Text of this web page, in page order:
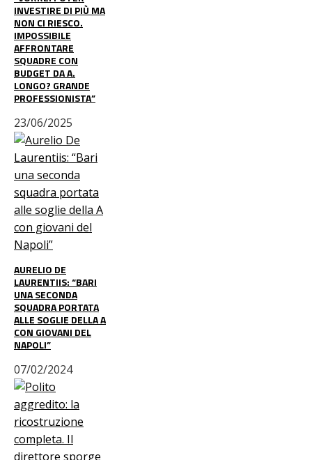
INVESTIRE DI PIÙ MA
NON CI RIESCO.
IMPOSSIBILE
AFFRONTARE
SQUADRE CON
BUDGET DA A.
LONGO? GRANDE
PROFESSIONISTA”
23/06/2025
AURELIO DE
LAURENTIIS: “BARI
UNA SECONDA
SQUADRA PORTATA
ALLE SOGLIE DELLA A
CON GIOVANI DEL
NAPOLI”
07/02/2024